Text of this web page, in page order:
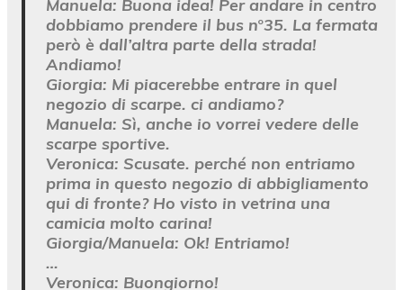
Manuela: Buona idea! Per andare in centro
dobbiamo prendere il bus n°35. La fermata
però è dall’altra parte della strada!
Andiamo!
Giorgia: Mi piacerebbe entrare in quel
negozio di scarpe. ci andiamo?
Manuela: Sì, anche io vorrei vedere delle
scarpe sportive.
Veronica: Scusate. perché non entriamo
prima in questo negozio di abbigliamento
qui di fronte? Ho visto in vetrina una
camicia molto carina!
Giorgia/Manuela: Ok! Entriamo!
…
Veronica: Buongiorno!